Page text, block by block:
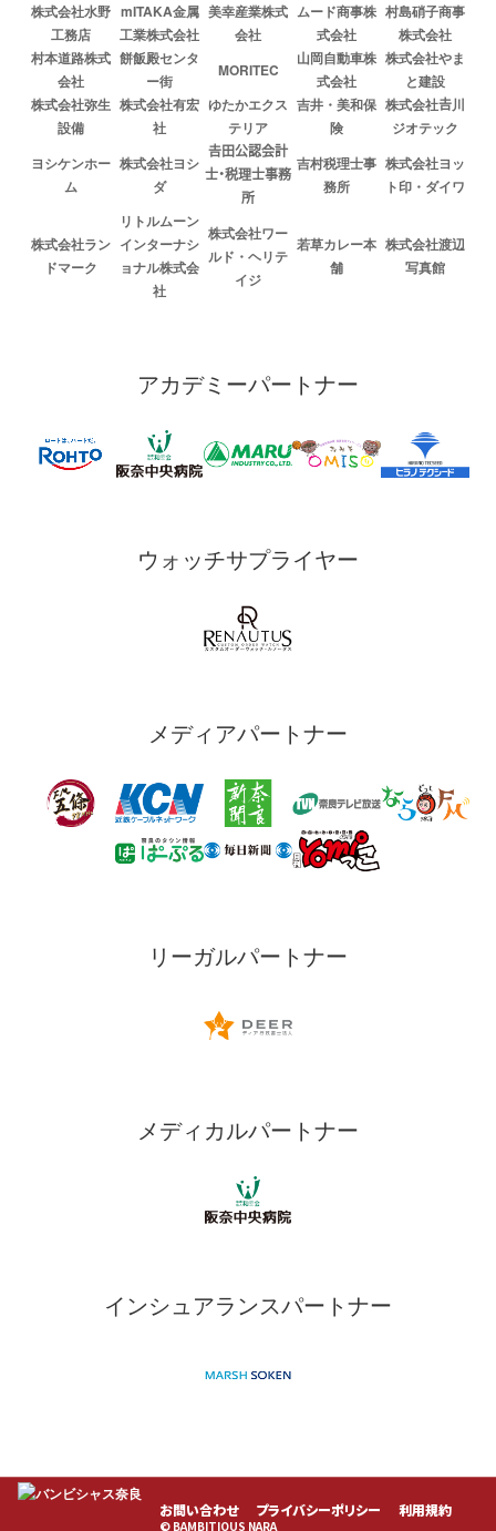
株式会社水野
工務店
mITAKA金属
工業株式会社
美幸産業株式
会社
ムード商事株
式会社
村島硝子商事
株式会社
村本道路株式
会社
餅飯殿センタ
ー街
MORITEC
山岡自動車株
式会社
株式会社やま
と建設
株式会社弥生
設備
株式会社有宏
社
ゆたかエクス
テリア
吉井・美和保
険
株式会社𠮷川
ジオテック
ヨシケンホー
ム
株式会社ヨシ
ダ
𠮷田公認会計
士・税理士事務
所
吉村税理士事
務所
株式会社ヨッ
ト印・ダイワ
株式会社ラン
ドマーク
リトルムーン
インターナシ
ョナル株式会
社
株式会社ワー
ルド・ヘリテ
イジ
若草カレー本
舗
株式会社渡辺
写真館
アカデミーパートナー
ウォッチサプライヤー
メディアパートナー
リーガルパートナー
メディカルパートナー
インシュアランスパートナー
お問い合わせ プライバシーポリシー 利用規約
© BAMBITIOUS NARA